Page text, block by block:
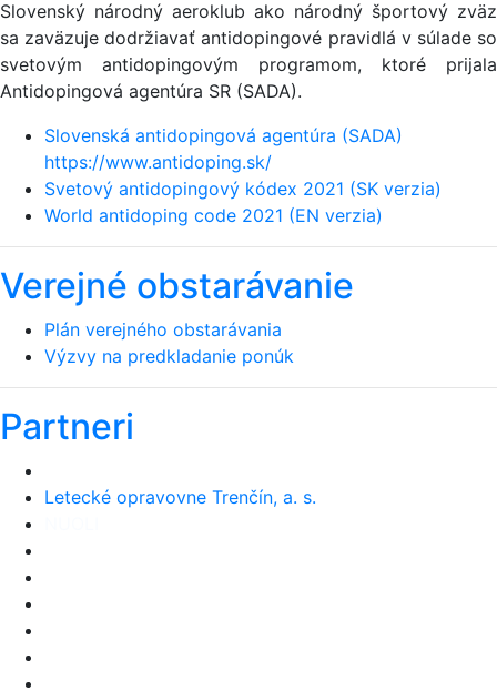
Slovenský národný aeroklub ako národný športový zväz
sa zaväzuje dodržiavať antidopingové pravidlá v súlade so
svetovým antidopingovým programom, ktoré prijala
Antidopingová agentúra SR (SADA).
Slovenská antidopingová agentúra (SADA)
https://www.antidoping.sk/
Svetový antidopingový kódex 2021 (SK verzia)
World antidoping code 2021 (EN verzia)
Verejné obstarávanie
Plán verejného obstarávania
Výzvy na predkladanie ponúk
Partneri
Letecké opravovne Trenčín, a. s.